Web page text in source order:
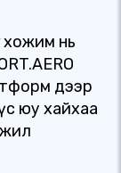
хожим нь
дээр
юу хайхаа